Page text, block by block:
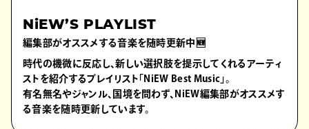
NiEW’S PLAYLIST
編集部がオススメする音楽を随時更新中🆕
時代の機微に反応し、新しい選択肢を提示してくれるアーティ
ストを紹介するプレイリスト「NiEW Best Music」。
有名無名やジャンル、国境を問わず、NiEW編集部がオススメす
る音楽を随時更新しています。